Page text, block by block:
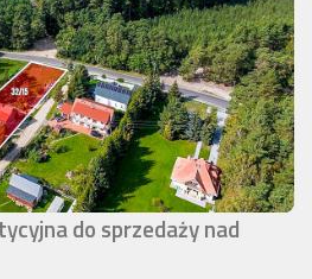
do sprzedaży nad